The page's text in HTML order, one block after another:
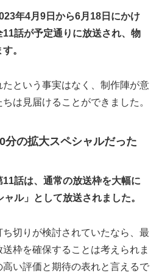
年4月9日から6月18日にかけ
話が予定通りに放送され、物
。
という事実はなく、制作陣が意
は見届けることができました。
の拡大スペシャルだった
話は、通常の放送枠を大幅に
ル」として放送されました。
切りが検討されていたなら、最
枠を確保することは考えられま
い評価と期待の表れと言えるで